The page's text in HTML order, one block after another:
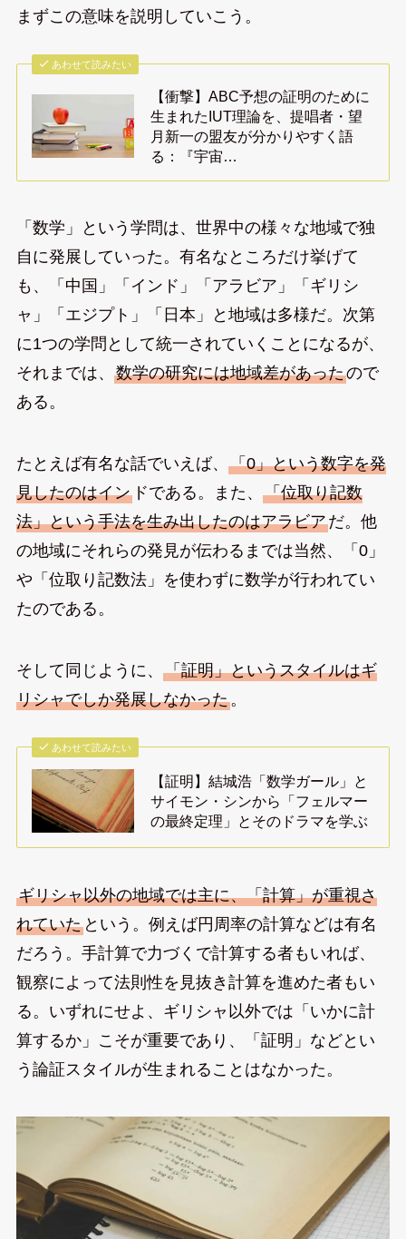
まずこの意味を説明していこう。
あわせて読みたい
【衝撃】ABC予想の証明のために
生まれたIUT理論を、提唱者・望
月新一の盟友が分かりやすく語
る：『宇宙…
「数学」という学問は、世界中の様々な地域で独
自に発展していった。有名なところだけ挙げて
も、「中国」「インド」「アラビア」「ギリシ
ャ」「エジプト」「日本」と地域は多様だ。次第
に1つの学問として統一されていくことになるが、
それまでは、 数学の研究には地域差があったので
ある。
たとえば有名な話でいえば、 「0」という数字を発
見したのはインドである。また、 「位取り記数
法」という手法を生み出したのはアラビアだ。他
の地域にそれらの発見が伝わるまでは当然、「0」
や「位取り記数法」を使わずに数学が行われてい
たのである。
そして同じように、 「証明」というスタイルはギ
リシャでしか発展しなかった。
あわせて読みたい
【証明】結城浩「数学ガール」と
サイモン・シンから「フェルマー
の最終定理」とそのドラマを学ぶ
ギリシャ以外の地域では主に、「計算」が重視さ
れていたという。例えば円周率の計算などは有名
だろう。手計算で力づくで計算する者もいれば、
観察によって法則性を見抜き計算を進めた者もい
る。いずれにせよ、ギリシャ以外では「いかに計
算するか」こそが重要であり、「証明」などとい
う論証スタイルが生まれることはなかった。